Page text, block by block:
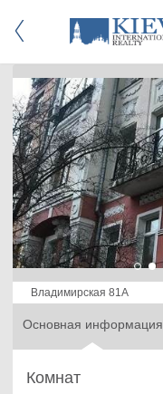
Владимирская 81А
Основная информация
Комнат